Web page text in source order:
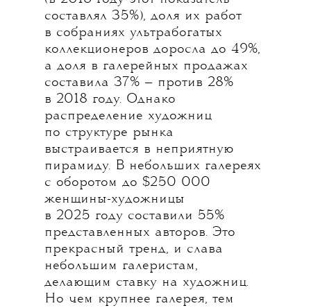
составлял 35%), доля их работ
в собраниях ультрабогатых
коллекционеров доросла до 49%,
а доля в галерейных продажах
составила 37% — против 28%
в 2018 году. Однако
распределение художниц
по структуре рынка
выстраивается в неприятную
пирамиду. В небольших галереях
с оборотом до $250 000
женщины-художницы
в 2025 году составили 55%
представленных авторов. Это
прекрасный тренд, и слава
небольшим галеристам,
делающим ставку на художниц.
Но чем крупнее галерея, тем